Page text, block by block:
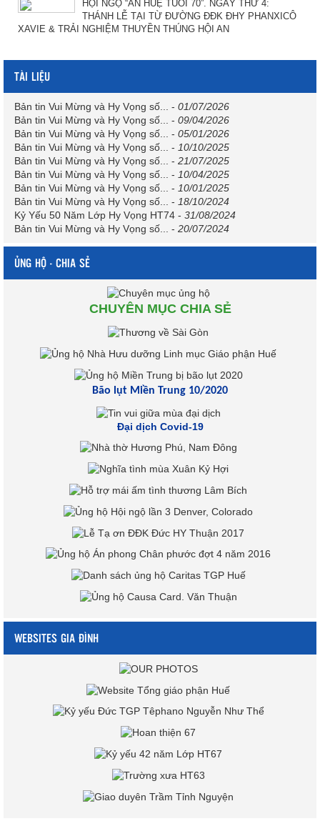
HỘI NGỘ “ÂN HUỆ TUỔI 70”. NGÀY THỨ 4:
THÁNH LỄ TẠI TỪ ĐƯỜNG ĐĐK ĐHY PHANXICÔ
XAVIE & TRẢI NGHIỆM THUYỀN THÚNG HỘI AN
TÀI LIỆU
Bản tin Vui Mừng và Hy Vọng số... - 01/07/2026
Bản tin Vui Mừng và Hy Vọng số...
- 09/04/2026
Bản tin Vui Mừng và Hy Vọng số...
- 05/01/2026
Bản tin Vui Mừng và Hy Vọng số...
- 10/10/2025
Bản tin Vui Mừng và Hy Vọng số...
- 21/07/2025
Bản tin Vui Mừng và Hy Vọng số...
- 10/04/2025
Bản tin Vui Mừng và Hy Vọng số...
- 10/01/2025
Bản tin Vui Mừng và Hy Vọng số...
- 18/10/2024
Kỷ Yếu 50 Năm Lớp Hy Vọng HT74 - 31/08/2024
Bản tin Vui Mừng và Hy Vọng số...
- 20/07/2024
ỦNG HỘ - CHIA SẺ
CHUYÊN MỤC CHIA SẺ
Bão lụt Miền Trung 10/2020
Đại dịch Covid-19
WEBSITES GIA ĐÌNH